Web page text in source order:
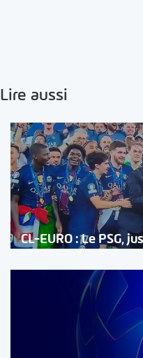
Lire aussi
CL-EURO : Le PSG,